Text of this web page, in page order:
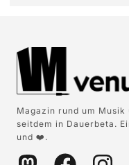
Magazin rund um Musik
seitdem in Dauerbeta.
und ❤️.